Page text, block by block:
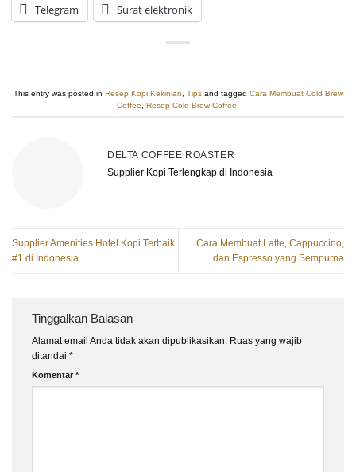
Telegram Surat elektronik
This entry was posted in Resep Kopi Kekinian, Tipsand tagged Cara Membuat Cold Brew
Coffee, Resep Cold Brew Coffee.
DELTA COFFEE ROASTER
Supplier Kopi Terlengkap di Indonesia
Supplier Amenities Hotel Kopi Terbaik
#1 di Indonesia
Cara Membuat Latte, Cappuccino,
dan Espresso yang Sempurna
Tinggalkan Balasan
Alamat email Anda tidak akan dipublikasikan. Ruas yang wajib
ditandai *
Komentar *